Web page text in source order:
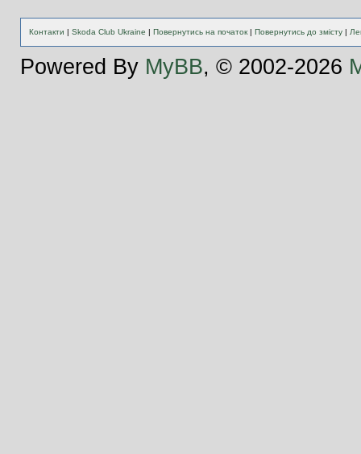
Контакти | Skoda Club Ukraine | Повернутись на початок| Повернутись до змісту|
Powered By MyBB, © 2002-2026